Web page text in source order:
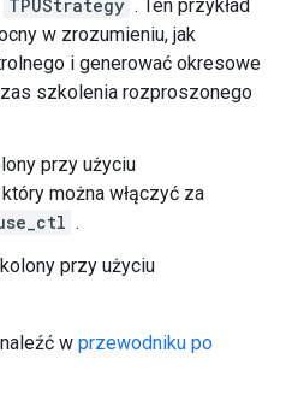
TPUStrategy . Ten przykład
w zrozumieniu, jak
i generować okresowe
szkolenia rozproszonego
przy użyciu
który można włączyć za
.
przy użyciu
w przewodniku po